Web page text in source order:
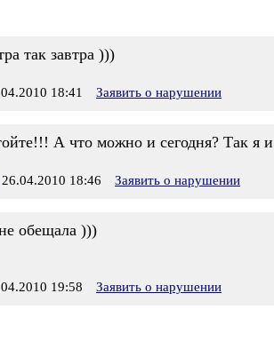
так завтра )))
18:41 Заявить о нарушении
А что можно и сегодня? Так я
18:46 Заявить о нарушении
обещала )))
19:58 Заявить о нарушении